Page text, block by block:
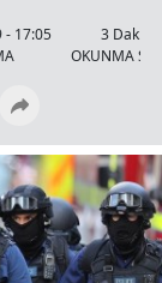
- 17:05
3 Dakika
OKUNMA